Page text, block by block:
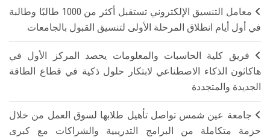
معامل التنسيق الإلكتروني تستقبل أكثر من 1000 طالبًا وطالبة
في أول أيام انطلاق المرحلة الأولى لتنسيق القبول بالجامعات
فريق كلية الحاسبات والمعلومات يحصد المركز الأول في
هاكاثون الذكاء الاصطناعي لابتكار حلول ذكية في قطاع الطاقة
الجديدة والمتجددة
جامعة عين شمس تواصل تأهيل طلابها لسوق العمل من خلال
حزمة متكاملة من البرامج التدريبية والشراكات مع كبرى